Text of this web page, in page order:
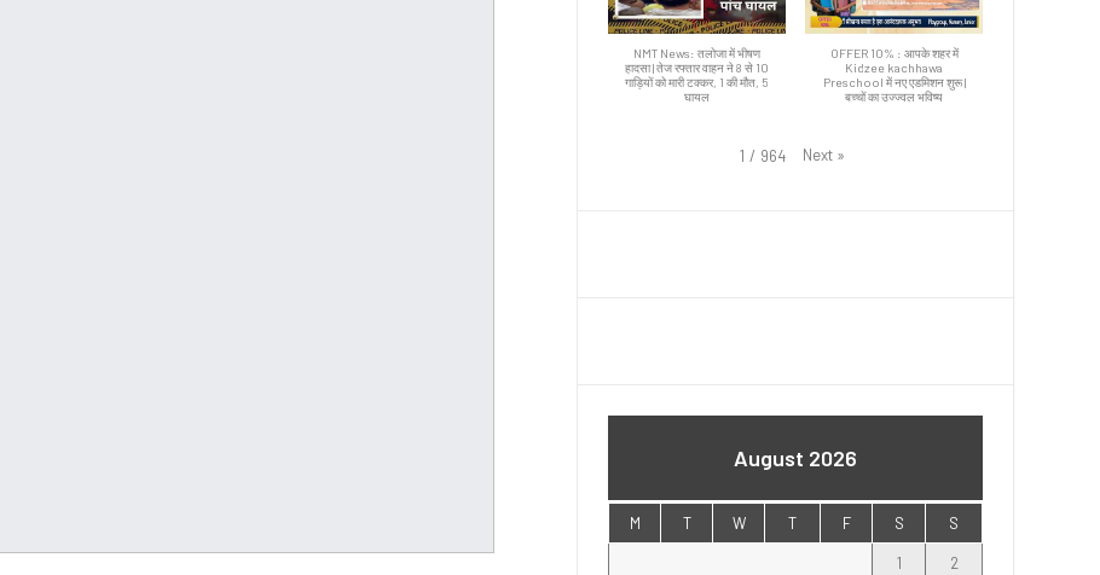
NMT News: तलोजा में भीषण
हादसा | तेज रफ्तार वाहन ने 8 से 10
गाड़ियों को मारी टक्कर, 1 की मौत, 5
घायल
OFFER 10% : आपके शहर में
Kidzee kachhawa
Preschool में नए एडमिशन शुरू |
बच्चों का उज्ज्वल भविष्य
1 / 964 Next »
August 2026
M T W T F S S
1 2